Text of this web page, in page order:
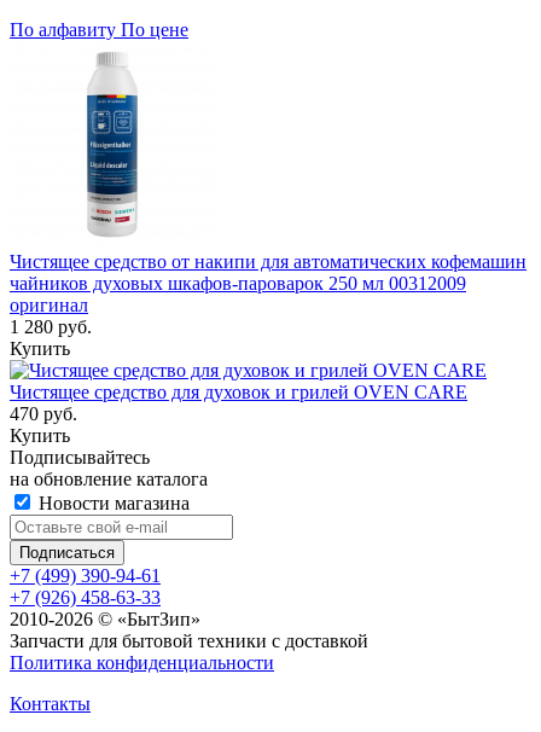
По алфавиту По цене
Чистящее средство от накипи для автоматических кофемашин
чайников духовых шкафов-пароварок 250 мл 00312009
оригинал
1 280 руб.
Купить
Чистящее средство для духовок и грилей OVEN CARE
470 руб.
Купить
Подписывайтесь
на обновление каталога
Новости магазина
+7 (499) 390-94-61
+7 (926) 458-63-33
2010-2026 © «БытЗип»
Запчасти для бытовой техники с доставкой
Политика конфиденциальности
Контакты